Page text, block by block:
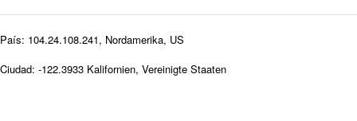
País: 104.24.108.241, Nordamerika, US
Ciudad: -122.3933 Kalifornien, Vereinigte Staaten